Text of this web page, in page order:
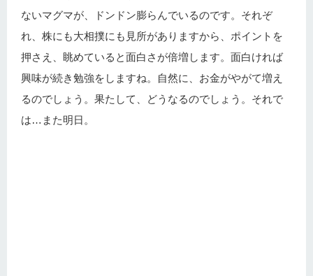
ないマグマが、ドンドン膨らんでいるのです。それぞ
れ、株にも大相撲にも見所がありますから、ポイントを
押さえ、眺めていると面白さが倍増します。面白ければ
興味が続き勉強をしますね。自然に、お金がやがて増え
るのでしょう。果たして、どうなるのでしょう。それで
は…また明日。